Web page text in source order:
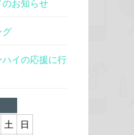
お知らせ
グ
イの応援に行
土
日